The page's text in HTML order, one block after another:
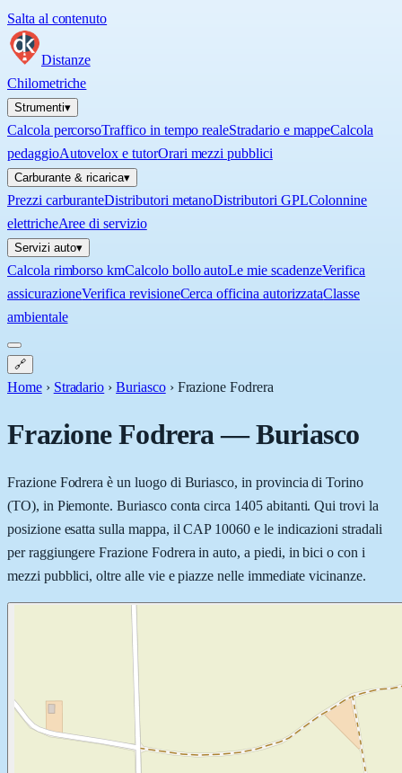
Salta al contenuto
Distanze
Chilometriche
Strumenti▾
Calcola percorsoTraffico in tempo realeStradario e mappeCalcola
pedaggioAutovelox e tutorOrari mezzi pubblici
Carburante & ricarica▾
Prezzi carburanteDistributori metanoDistributori GPLColonnine
elettricheAree di servizio
Servizi auto▾
Calcola rimborso kmCalcolo bollo autoLe mie scadenzeVerifica
assicurazioneVerifica revisioneCerca officina autorizzataClasse
ambientale
🔗
Home › Stradario › Buriasco › Frazione Fodrera
Frazione Fodrera—Buriasco
Frazione Fodrera è un luogo di Buriasco, in provincia di Torino
(TO), in Piemonte. Buriasco conta circa 1405 abitanti. Qui trovi la
posizione esatta sulla mappa, il CAP 10060 e le indicazioni stradali
per raggiungere Frazione Fodrera in auto, a piedi, in bici o con i
mezzi pubblici, oltre alle vie e piazze nelle immediate vicinanze.